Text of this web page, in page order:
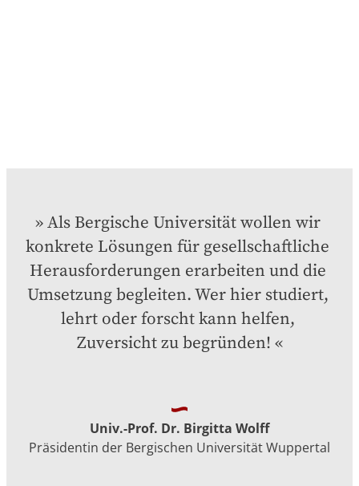
Als Bergische Universität wollen wir
konkrete Lösungen für gesellschaftliche
Herausforderungen erarbeiten und die
Umsetzung begleiten. Wer hier studiert,
lehrt oder forscht kann helfen,
Zuversicht zu begründen!
Univ.-Prof. Dr. Birgitta Wolff
Präsidentin der Bergischen Universität Wuppertal